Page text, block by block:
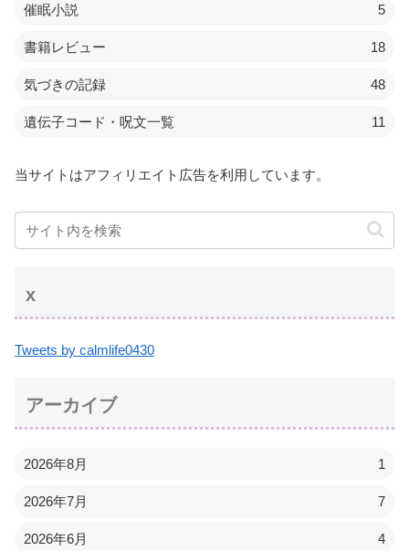
催眠小説 5
書籍レビュー 18
気づきの記録 48
遺伝子コード・呪文一覧 11
当サイトはアフィリエイト広告を利用しています。
x
Tweets by calmlife0430
アーカイブ
2026年8月 1
2026年7月 7
2026年6月 4